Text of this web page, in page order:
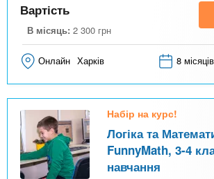
Вартість
В місяць: 2 300 грн
Онлайн Харків 8 місяців
Набір на курс!
Логіка та
FunnyMath, 3-4
навчання